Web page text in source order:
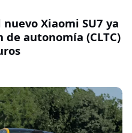
Xiaomi SU7 ya
autonomía (CLTC)